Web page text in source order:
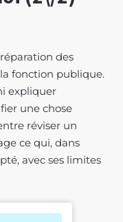
des
fonction publique.
expliquer
une chose
réviser un
ce qui, dans
avec ses limites